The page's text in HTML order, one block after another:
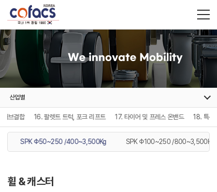
We innovate Mobility
산업별
허브결합 16. 팔렛트 트럭, 포크 리프트 17. 타이어 및 프레스 온밴드 18. 특수
SPK Φ50~250 /400~3,500Kg SPK Φ100~250 /800~3,500Kg
휠 & 캐스터